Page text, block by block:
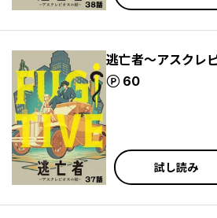
逃亡者～アスクレ
60
ポイント
試し読み